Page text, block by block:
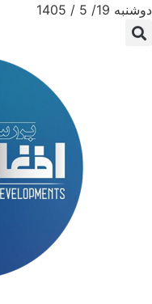
دوشنبه 19/ 5 / 1405